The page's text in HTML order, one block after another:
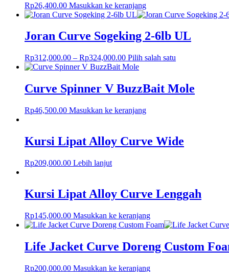
Rp26,400.00 Masukkan ke keranjang
Joran Curve Sogeking 2-6lb UL
Rp312,000.00 – Rp324,000.00 Pilih salah satu
Curve Spinner V BuzzBait Mole
Rp46,500.00 Masukkan ke keranjang
Kursi Lipat Alloy Curve Wide
Rp209,000.00 Lebih lanjut
Kursi Lipat Alloy Curve Lenggah
Rp145,000.00 Masukkan ke keranjang
Life Jacket Curve Doreng Custom
Rp200,000.00 Masukkan ke keranjang